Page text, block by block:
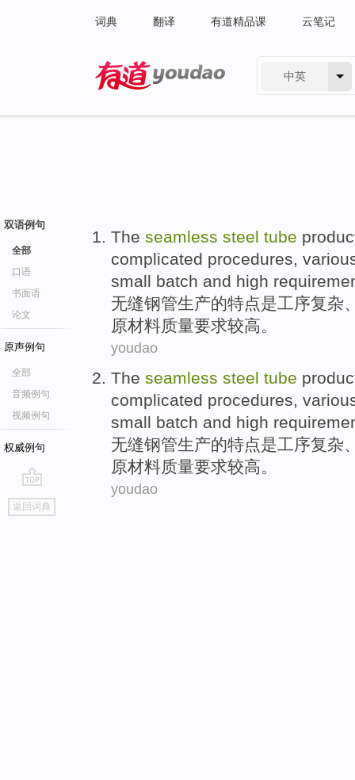
词典 翻译 有道精品课 云笔记
中英
双语例句
全部
口语
书面语
论文
原声例句
全部
音频例句
视频例句
权威例句
go
top
返回词典
The seamless steel tube
complicated procedures,
small batch and high
无缝钢管生产的特点是工序复杂
原材料质量要求较高。
youdao
The seamless steel tube
complicated procedures,
small batch and high
无缝钢管生产的特点是工序复杂
原材料质量要求较高。
youdao